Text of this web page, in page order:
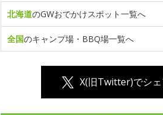
北海道のGWおでかけスポット一覧へ
全国のキャンプ場・BBQ場一覧へ
X(旧Twitter)でシ